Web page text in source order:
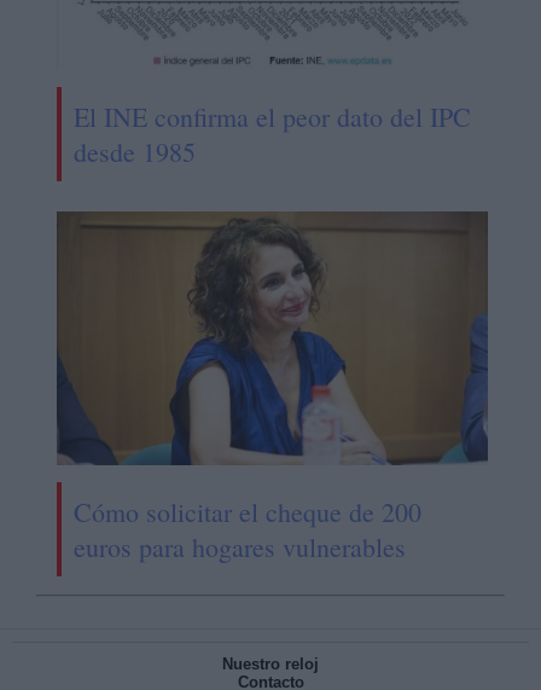
El INE confirma el peor dato del IPC
desde 1985
Cómo solicitar el cheque de 200
euros para hogares vulnerables
Nuestro reloj
Contacto